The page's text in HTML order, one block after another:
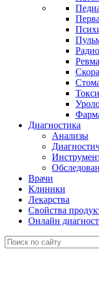
Диагностика
Анализы
Врачи
Клиники
Лекарства
Свойства
Онлайн